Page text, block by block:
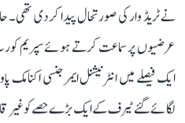
نے ٹریڈ وار کی صورتحال پیدا کر دی
عرضیوں پر سماعت کرتے ہوئے سپریم
ایک فیصلے میں انٹرنیشنل ایمرجنسی
لگائے گئے ٹیرف کے ایک بڑے حصے کو غیر